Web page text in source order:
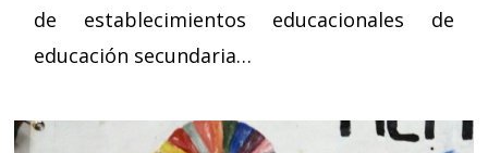
de establecimientos educacionales de
educación secundaria…